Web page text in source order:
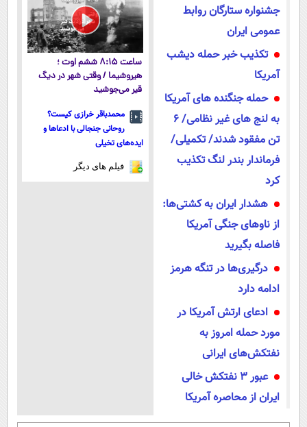
جشنواره ستارگان روابط
عمومی ایران
تکذیب خبر حمله دیشب
آمریکا
حمله جنگنده های آمریکا
به لنج های غیر نظامی/ 6
تن مفقود شدند/ تکمیلی/
فرماندار بندر لنگ تکذیب
کرد
هشدار ایران به کشتی‌ها:
از ناوهای جنگی آمریکا
فاصله بگیرید
درگیری‌ها در تنگه هرمز
ادامه دارد
ادعای ارتش آمریکا در
مورد حمله امروز به
نفتکش‌های ایرانی
عبور ۳ نفتکش خالی
ایران از محاصره آمریکا
ساعت ۸:۱۵ ششم اوت ؛
هیروشیما / وقتی شهر در دیگ
قیر می‌جوشید
محمدباقر خرازی کیست؟
روحانی جنجالی با ادعاها و
ایده‌های تخیلی
فیلم های دیگر